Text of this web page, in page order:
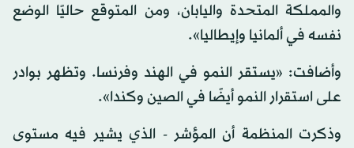
والمملكة المتحدة واليابان، ومن المتوقع حاليًا الوضع
نفسه في ألمانيا وإيطاليا».
وأضافت: «يستقر النمو في الهند وفرنسا. وتظهر بوادر
على استقرار النمو أيضًا في الصين وكندا».
وذكرت المنظمة أن المؤشر - الذي يشير فيه مستوى